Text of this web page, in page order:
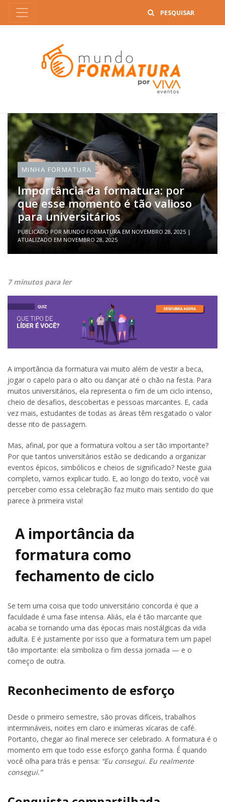
MINHA FORMATURA
Importância da formatura: por
que esse momento é tão valioso
para universitários
PUBLICADO POR MUNDO FORMATURA EM NOVEMBRO 28, 2025 |
ATUALIZADO EM NOVEMBRO 28, 2025
7 minutos para ler
A importância da formatura vai muito além de vestir a beca,
jogar o capelo para o alto ou dançar até o chão na festa. Para
muitos universitários, ela representa o fim de um ciclo intenso,
cheio de desafios, descobertas e pessoas marcantes. E, cada
vez mais, estudantes de todas as áreas têm resgatado o valor
desse rito de passagem.
Mas, afinal, por que a formatura voltou a ser tão importante?
Por que tantos universitários estão se dedicando a organizar
eventos épicos, simbólicos e cheios de significado? Neste guia
completo, vamos explicar tudo. E, ao longo do texto, você vai
perceber como essa celebração faz muito mais sentido do que
parece à primeira vista!
A importância da
formatura como
fechamento de ciclo
Se tem uma coisa que todo universitário concorda é que a
faculdade é uma fase intensa. Aliás, ela é tão marcante que
acaba se tornando uma das épocas mais nostálgicas da vida
adulta. E é justamente por isso que a formatura tem um papel
tão importante: ela simboliza o fim dessa jornada — e o
começo de outra.
Reconhecimento de esforço
Desde o primeiro semestre, são provas difíceis, trabalhos
intermináveis, noites em claro e inúmeras xícaras de café.
Portanto, chegar ao final merece ser celebrado. A formatura é o
momento em que todo esse esforço ganha forma. É quando
você olha para trás e pensa: “Eu consegui. Eu realmente
consegui.”